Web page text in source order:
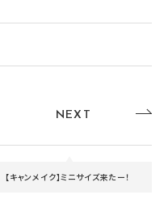
NEXT
【キャンメイク】ミニサイズ来たー！